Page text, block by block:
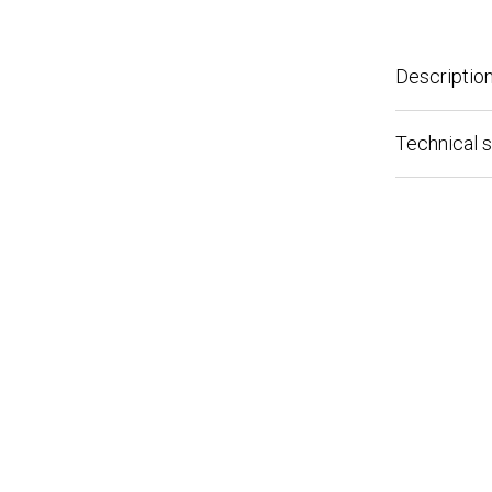
Description
Technical